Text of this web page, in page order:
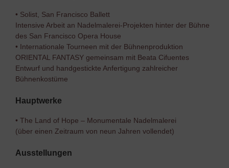
• Solist, San Francisco Ballett
Intensive Arbeit an Nadelmalerei-Projekten hinter der Bühne
des San Francisco Opera House
• Internationale Tourneen mit der Bühnenproduktion
ORIENTAL FANTASY gemeinsam mit Beata Cifuentes
Entwurf und handgestickte Anfertigung zahlreicher
Bühnenkostüme
Hauptwerke
• The Land of Hope – Monumentale Nadelmalerei
(über einen Zeitraum von neun Jahren vollendet)
Ausstellungen